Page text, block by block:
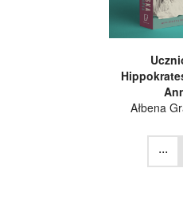
Ałbena
...